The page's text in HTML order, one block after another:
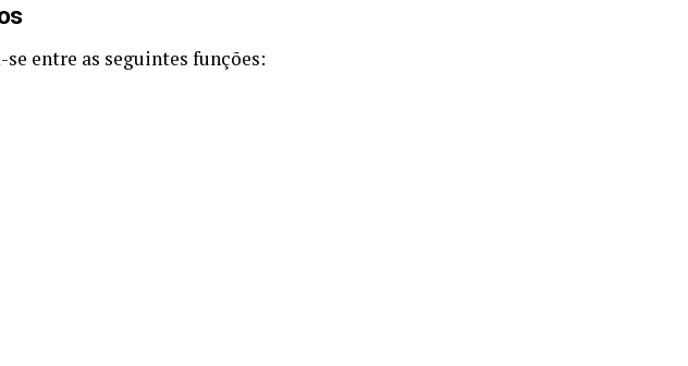
entre as seguintes funções: